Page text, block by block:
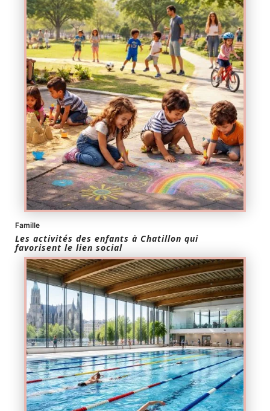
Famille
Les activités des enfants à Chatillon qui
favorisent le lien social